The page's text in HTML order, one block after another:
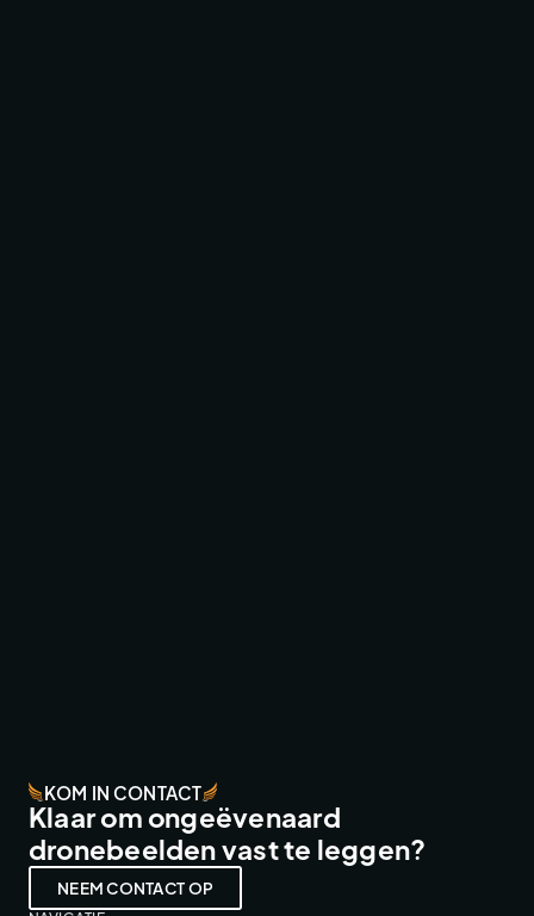
KOM IN CONTACT
Klaar om ongeëvenaard
dronebeelden vast te leggen?
NEEM CONTACT OP